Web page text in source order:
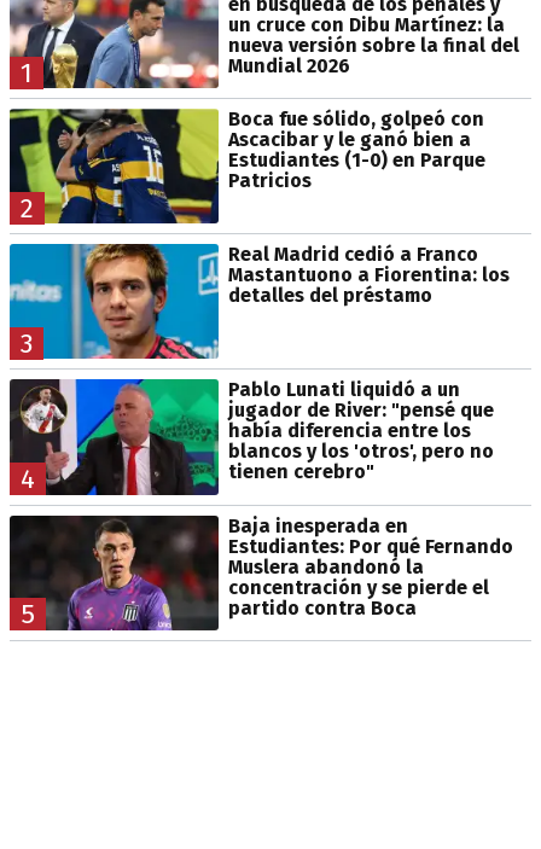
1
en búsqueda de los penales y
un cruce con Dibu Martínez: la
nueva versión sobre la final del
Mundial 2026
2
Boca fue sólido, golpeó con
Ascacibar y le ganó bien a
Estudiantes (1-0) en Parque
Patricios
3
Real Madrid cedió a Franco
Mastantuono a Fiorentina: los
detalles del préstamo
4
Pablo Lunati liquidó a un
jugador de River: "pensé que
había diferencia entre los
blancos y los 'otros', pero no
tienen cerebro"
5
Baja inesperada en
Estudiantes: Por qué Fernando
Muslera abandonó la
concentración y se pierde el
partido contra Boca